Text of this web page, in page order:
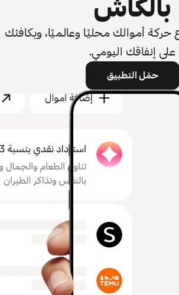
بالكاش
أموالك محليًا وعالميًا، ويكافئك
على إنفاقك اليومي.
حمّل التطبيق